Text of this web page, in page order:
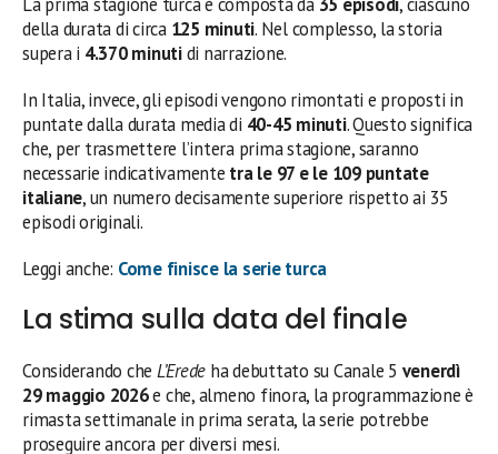
della durata di circa 125 minuti. Nel complesso, la storia
supera i 4.370 minutidi narrazione.
In Italia, invece, gli episodi vengono rimontati e proposti in
puntate dalla durata media di 40-45 minuti. Questo significa
che, per trasmettere l’intera prima stagione, saranno
necessarie indicativamente tra le 97 e le 109 puntate
italiane, un numero decisamente superiore rispetto ai 35
episodi originali.
Leggi anche: Come finisce la serie turca
La stima sulla data del finale
Considerando che L’Erede ha debuttato su Canale 5 venerdì
29 maggio 2026e che, almeno finora, la programmazione è
rimasta settimanale in prima serata, la serie potrebbe
proseguire ancora per diversi mesi.